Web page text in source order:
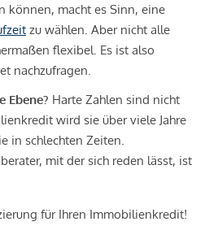
können, macht es Sinn, eine
zu wählen. Aber nicht alle
flexibel. Es ist also
nachzufragen.
Ebene? Harte Zahlen sind nicht
wird sie über viele Jahre
in schlechten Zeiten.
mit der sich reden lässt, ist
für Ihren Immobilienkredit!